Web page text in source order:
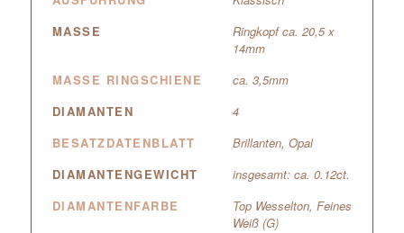
MASSE
Ringkopf ca. 20,5 x
14mm
MASSE RINGSCHIENE
ca. 3,5mm
DIAMANTEN
4
BESATZDATENBLATT
Brillanten, Opal
DIAMANTENGEWICHT
insgesamt: ca. 0.12ct.
DIAMANTENFARBE
Top Wesselton, Feines
Weiß (G)